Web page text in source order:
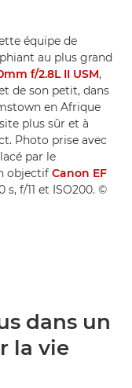
équipe de
au plus grand
f/2.8L II USM,
de son petit, dans
en Afrique
plus sûr et à
Photo prise avec
par le
objectif Canon EF
s, f/11 et ISO200. ©
dans un
la vie